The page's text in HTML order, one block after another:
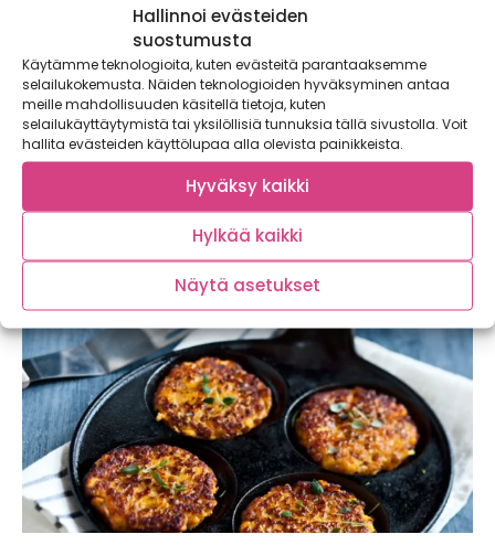
Hallinnoi evästeiden
suostumusta
Käytämme teknologioita, kuten evästeitä parantaaksemme
selailukokemusta. Näiden teknologioiden hyväksyminen antaa
meille mahdollisuuden käsitellä tietoja, kuten
selailukäyttäytymistä tai yksilöllisiä tunnuksia tällä sivustolla. Voit
hallita evästeiden käyttölupaa alla olevista painikkeista.
Hyväksy kaikki
Hylkää kaikki
Näytä asetukset
Nyt on kurkun juhlavuosi – valmista
kurkkuhillo, kurkkunuudelit, kurkkupinsa tai
kurkkuveneet
Kaupallinen yhteistyö Puhtaasti Kotimainen Kotimainen
kurkku on yksi suomalaisten useimmin ostoskoriinsa